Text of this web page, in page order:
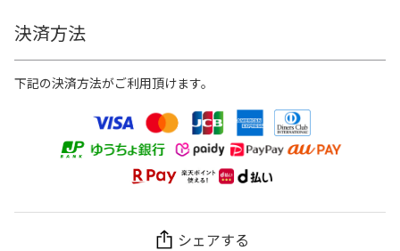
決済方法
下記の決済方法がご利用頂けます。
シェアする